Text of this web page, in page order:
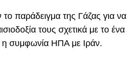
το παράδειγμα της Γάζας για να
τους σχετικά με το ένα
η συμφωνία ΗΠΑ με Ιράν.